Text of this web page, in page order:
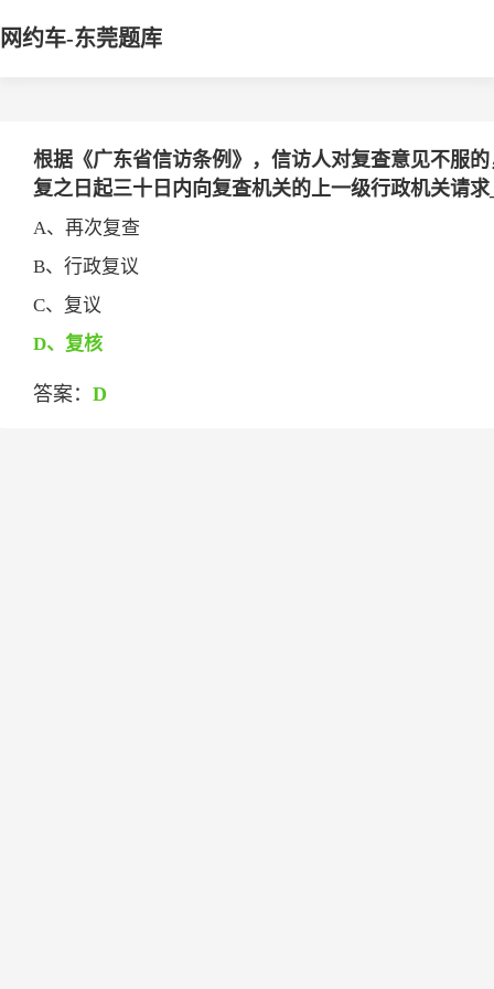
网约车-东莞题库
根据《广东省信访条例》，信访人对复查意见不服
复之日起三十日内向复查机关的上一级行政机关请求
A、再次复查
B、行政复议
C、复议
D、复核
答案： D